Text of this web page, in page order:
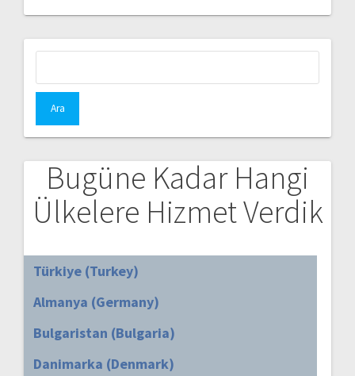
Bugüne Kadar Hangi
Ülkelere Hizmet Verdik
Türkiye (Turkey)
Almanya (Germany)
Bulgaristan (Bulgaria)
Danimarka (Denmark)